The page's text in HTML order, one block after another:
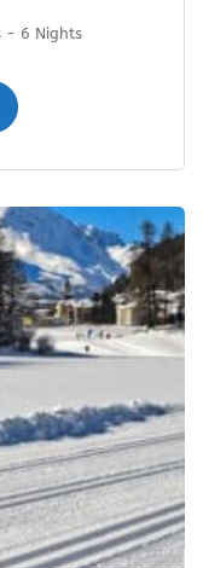
- 6 Nights